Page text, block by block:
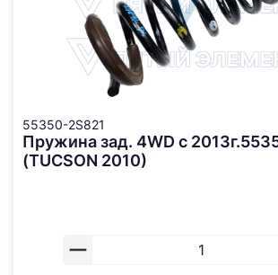
55350-2S821
Пружина зад. 4WD с
(TUCSON 2010)